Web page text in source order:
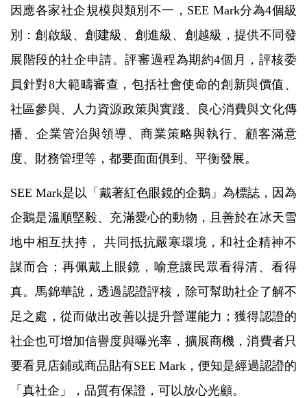
因應各家社企規模與類別不一，SEE Mark分為4個級
別：創啟級、創建級、創進級、創越級，提供不同發
展階段的社企申請。評審過程為期約4個月，評核委
員針對8大範疇審查，包括社會使命的創新與價值、
社區參與、人力資源政策與實踐、良心消費與文化傳
播、企業管治與領導、商業策略與執行、顧客滿意
度、財務管理等，都要面面俱到、平衡發展。
SEE Mark是以「戴著紅色眼鏡的企鵝」為標誌，因為
企鵝是溫順堅毅、充滿愛心的動物，且善於在冰天雪
地中相互扶持， 共同抵抗嚴寒環境，和社企精神不
謀而合；再佩戴上眼鏡，喻意讓民眾看得清、看得
真。馬錦華說，透過認證評核，除可幫助社企了解不
足之處，從而做出改善以提升營運能力；獲得認證的
社企也可增加信譽度與曝光率，擴展商機，消費者只
要看見店鋪或商品貼有SEE Mark，便知是經過認證的
「真社企」，品質有保證，可以放心光顧。